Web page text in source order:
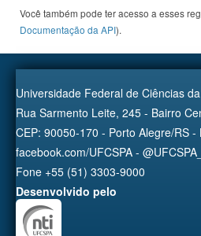
Você também pode ter acesso a esses
Documentação da API).
Universidade Federal de Ciências
Rua Sarmento Leite, 245 - Bairro
CEP: 90050-170 - Porto Alegre/RS -
facebook.com/UFCSPA -
Fone +55 (51) 3303-9000
Desenvolvido pelo